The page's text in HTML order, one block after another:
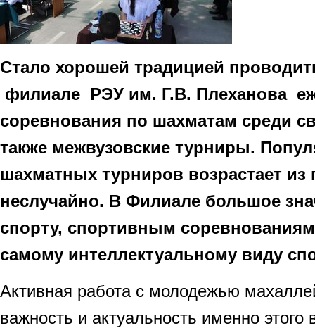
Стало хорошей традицией
филиале РЭУ им. Г.В. Плеханова
соревнования по шахматам среди
также межвузовские турниры.
шахматных турниров возрастает из
неслучайно. В Филиале большое
спорту, спортивным
самому интеллектуальному виду
Активная работа с молодежью
важность и актуальность именно этого